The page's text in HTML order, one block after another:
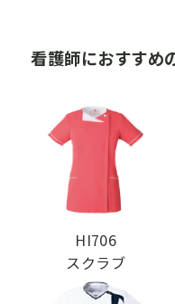
看護師におすすめ
HI706
スクラブ